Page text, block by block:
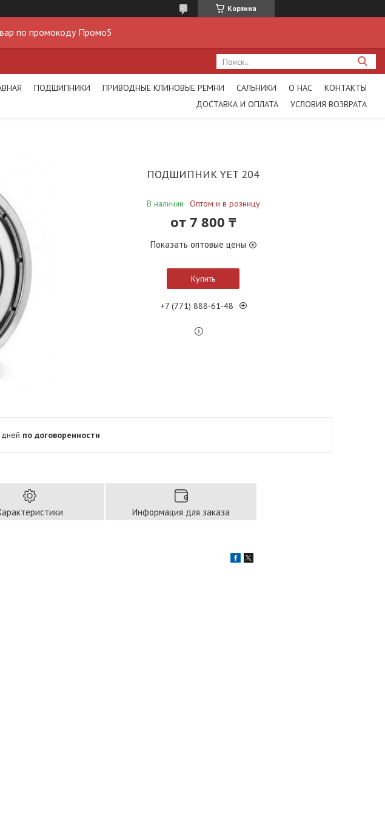
Корзина
по промокоду Промо5
ПОДШИПНИКИ ПРИВОДНЫЕ КЛИНОВЫЕ РЕМНИ САЛЬНИКИ О НАС
КОНТАКТЫ
ДОСТАВКА И ОПЛАТА
УСЛОВИЯ ВОЗВРАТА
ПОДШИПНИК YET 204
В наличии Оптом и в розницу
от 7 800 ₸
Показать оптовые цены
Купить
+7 (771) 888-61-48
по договоренности
Информация для заказа